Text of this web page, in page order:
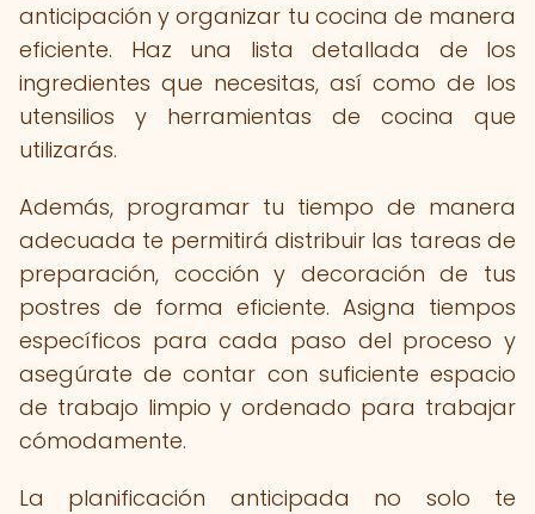
anticipación y organizar tu cocina de manera
eficiente. Haz una lista detallada de los
ingredientes que necesitas, así como de los
utensilios y herramientas de cocina que
utilizarás.
Además, programar tu tiempo de manera
adecuada te permitirá distribuir las tareas de
preparación, cocción y decoración de tus
postres de forma eficiente. Asigna tiempos
específicos para cada paso del proceso y
asegúrate de contar con suficiente espacio
de trabajo limpio y ordenado para trabajar
cómodamente.
La planificación anticipada no solo te